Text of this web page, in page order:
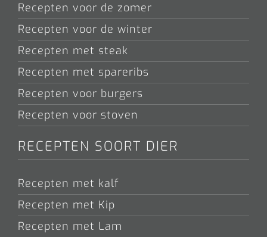
Recepten voor de zomer
Recepten voor de winter
Recepten met steak
Recepten met spareribs
Recepten voor burgers
Recepten voor stoven
RECEPTEN SOORT DIER
Recepten met kalf
Recepten met Kip
Recepten met Lam